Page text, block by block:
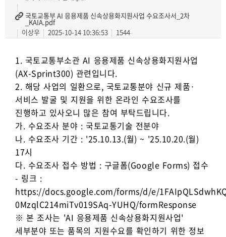
국토교통부 AI 응용제품 신속상용화지원사업 수요조사서_2차
_KAIA.pdf
이상우
2025-10-14 10:36:53 1544
1. 국토교통부소관 AI 응용제품 신속상용화지원사업
(AX-Sprint300) 관련입니다.
2. 해당 사업의 일환으로, 국토교통분야 신규 제품·
서비스 발굴 및 지원을 위한 온라인 수요조사를
진행하고 있사오니 많은 참여 부탁드립니다.
가. 수요조사 분야 : 국토교통기술 전분야
나. 수요조사 기간 : '25.10.13.(월) ~ '25.10.20.(월)
17시
다. 수요조사 접수 방법 : 구글폼(Google Forms) 접수
- 링크 :
https://docs.google.com/forms/d/e/
0MzqlC214miTv019SAq-YUHQ/formResponse
※ 본 조사는 'AI 응용제품 신속상용화지원사업'
세부분야 또는 품목의 지원수요를 확인하기 위한 정보